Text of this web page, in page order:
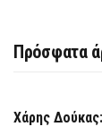
Πρόσφατα
Χάρης